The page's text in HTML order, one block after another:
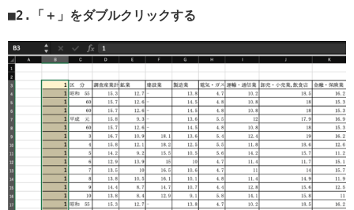
2.「＋」をダブルクリックする